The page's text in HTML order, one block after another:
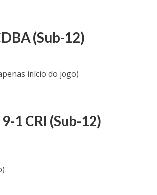
(Sub-12)
início do jogo)
1 CRI (Sub-12)